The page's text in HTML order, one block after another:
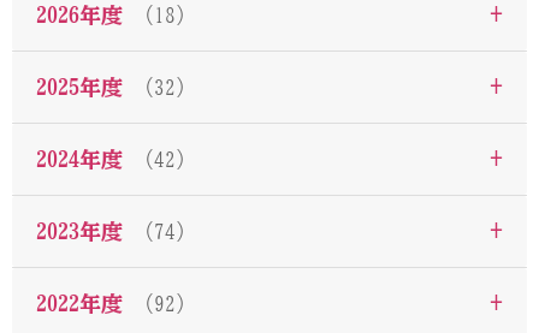
2026年度 （18） +
2025年度 （32） +
2024年度 （42） +
2023年度 （74） +
2022年度 （92） +